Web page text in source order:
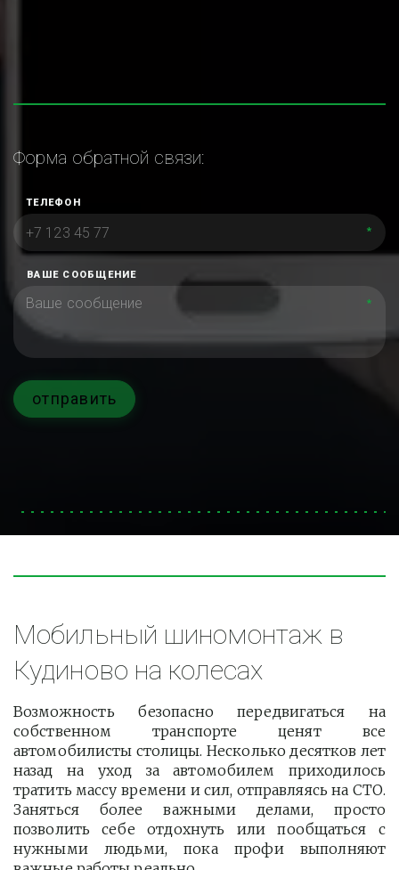
Форма обратной связи:
ТЕЛЕФОН
*
ВАШЕ СООБЩЕНИЕ
*
отправить
Мобильный шиномонтаж в
Кудиново на колесах
Возможность безопасно передвигаться на
собственном транспорте ценят все
автомобилисты столицы. Несколько десятков лет
назад на уход за автомобилем приходилось
тратить массу времени и сил, отправляясь на СТО.
Заняться более важными делами, просто
позволить себе отдохнуть или пообщаться с
нужными людьми, пока профи выполняют